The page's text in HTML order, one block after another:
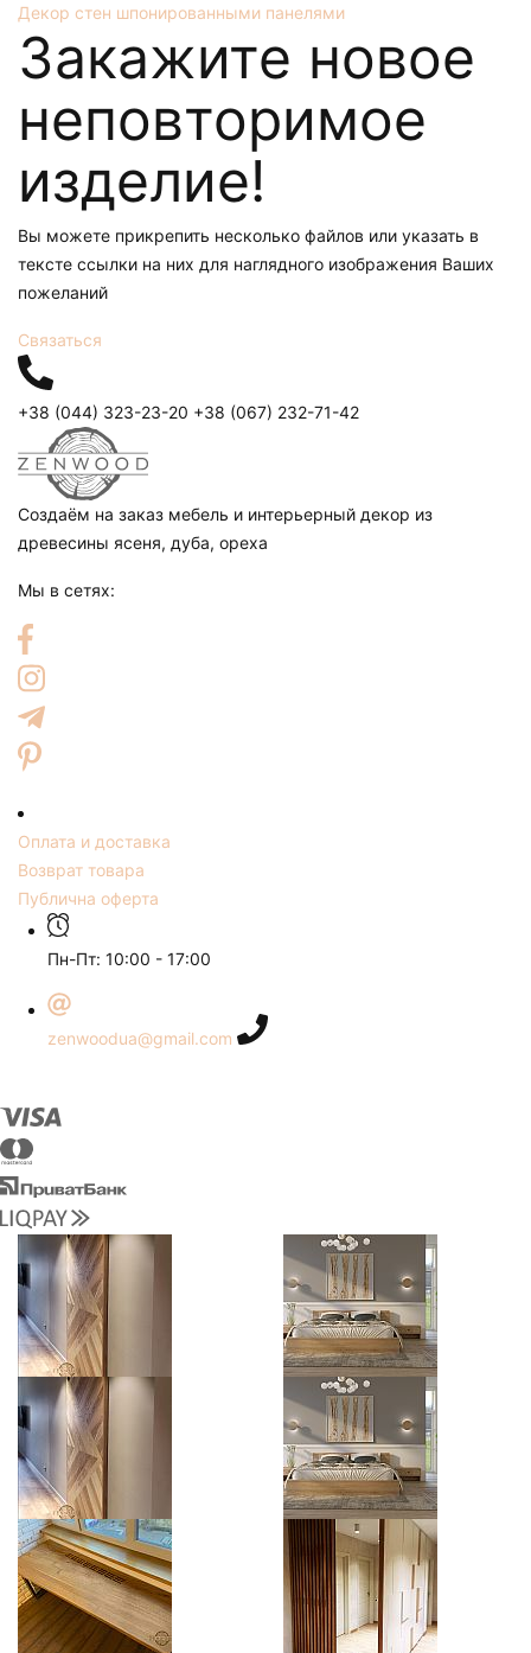
Декор стен шпонированными панелями
Закажите новое
неповторимое
изделие!
Вы можете прикрепить несколько файлов или указать в
тексте ссылки на них для наглядного изображения Ваших
пожеланий
Связаться
+38 (044) 323-23-20 +38 (067) 232-71-42
Создаём на заказ мебель и интерьерный декор из
древесины ясеня, дуба, ореха
Мы в сетях:
Оплата и доставка
Возврат товара
Публична оферта
Пн-Пт: 10:00 - 17:00
zenwoodua@gmail.com